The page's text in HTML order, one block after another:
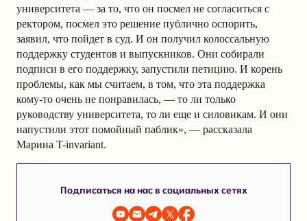
университета — за то, что он посмел не согласиться с
ректором, посмел это решение публично оспорить,
заявил, что пойдет в суд. И он получил колоссальную
поддержку студентов и выпускников. Они собирали
подписи в его поддержку, запустили петицию. И корень
проблемы, как мы считаем, в том, что эта поддержка
кому-то очень не понравилась, — то ли только
руководству университета, то ли еще и силовикам. И они
напустили этот помойный паблик», — рассказала
Марина T-invariant.
Подписаться на нас в социальных сетях